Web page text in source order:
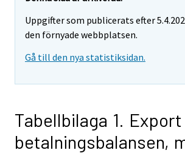
Uppgifter som publicerats efter
den förnyade webbplatsen.
Gå till den nya statistiksidan.
Tabellbilaga 1.
betalningsbalansen,